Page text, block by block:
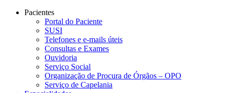
Pacientes
Portal do Paciente
SUSI
Telefones e e-mails úteis
Consultas e Exames
Ouvidoria
Serviço Social
Organização de Procura de Órgãos – OPO
Serviço de Capelania